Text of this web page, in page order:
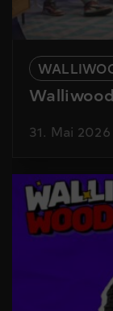
31. Mai 2026